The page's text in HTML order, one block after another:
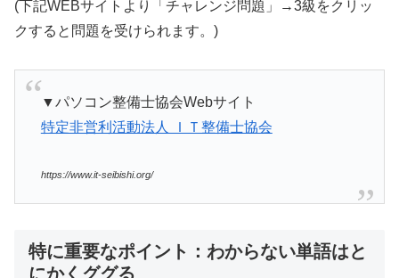
(下記WEBサイトより「チャレンジ問題」→3級をクリッ
クすると問題を受けられます。)
▼パソコン整備士協会Webサイト
特定非営利活動法人 ＩＴ整備士協会
https://www.it-seibishi.org/
特に重要なポイント：わからない単語はと
にかくググる